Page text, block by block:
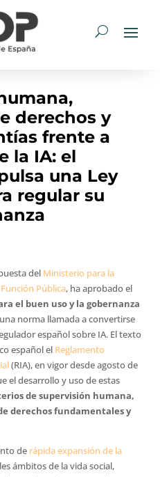
derechos y
frente a
la IA: el
una Ley
regular su
del Ministerio para la
Pública, ha aprobado el
el buen uso y la gobernanza
norma llamada a convertirse
español sobre IA. El texto
español el Reglamento
(RIA), en vigor desde agosto de
el desarrollo y uso de estas
de supervisión humana,
derechos fundamentales y
de rápida expansión de la
ámbitos de la vida social,